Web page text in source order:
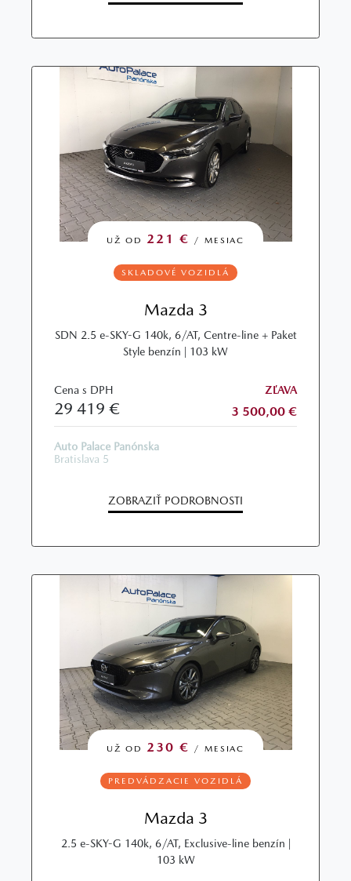
UŽ OD 221 € / MESIAC
SKLADOVÉ VOZIDLÁ
Mazda 3
SDN 2.5 e-SKY-G 140k, 6/AT, Centre-line + Paket
Style benzín | 103 kW
Cena s DPH
29 419 €
ZĽAVA
3 500,00 €
Auto Palace Panónska
Bratislava 5
ZOBRAZIŤ PODROBNOSTI
UŽ OD 230 € / MESIAC
PREDVÁDZACIE VOZIDLÁ
Mazda 3
2.5 e-SKY-G 140k, 6/AT, Exclusive-line benzín |
103 kW